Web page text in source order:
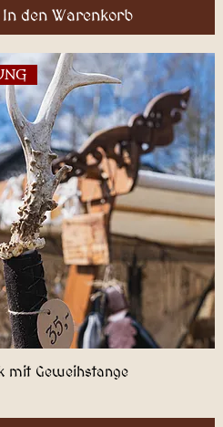
In den Warenkorb
Schnellansicht
mit Geweihstange